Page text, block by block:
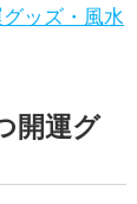
ッズ・風水
開運グ